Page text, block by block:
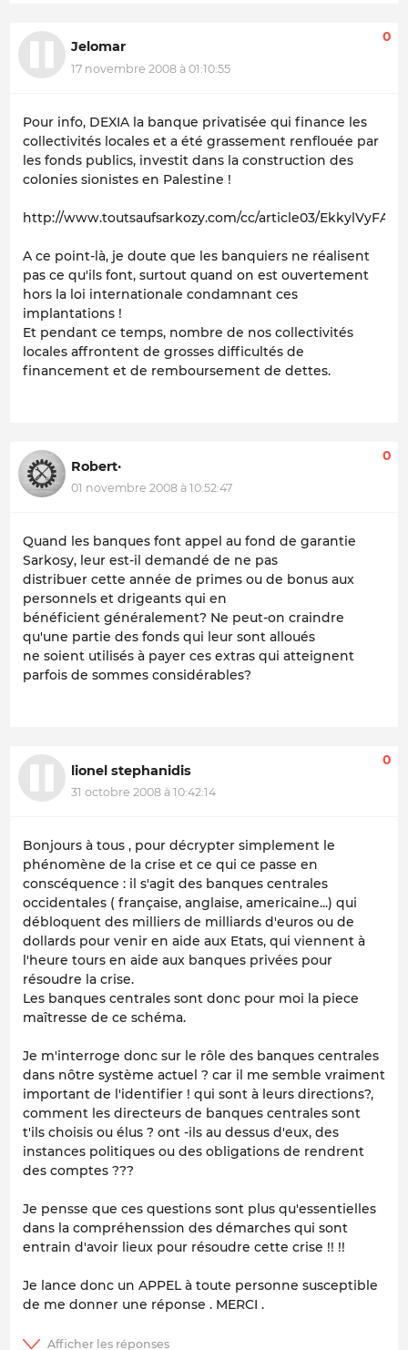
Jelomar
17 novembre 2008 à 01:10:55
0
Pour info, DEXIA la banque privatisée qui finance les
collectivités locales et a été grassement renflouée par
les fonds publics, investit dans la construction des
colonies sionistes en Palestine !
http://www.toutsaufsarkozy.com/cc/article03/
A ce point-là, je doute que les banquiers ne réalisent
pas ce qu'ils font, surtout quand on est ouvertement
hors la loi internationale condamnant ces
implantations !
Et pendant ce temps, nombre de nos collectivités
locales affrontent de grosses difficultés de
financement et de remboursement de dettes.
Robert·
01 novembre 2008 à 10:52:47
0
Quand les banques font appel au fond de garantie
Sarkosy, leur est-il demandé de ne pas
distribuer cette année de primes ou de bonus aux
personnels et drigeants qui en
bénéficient généralement? Ne peut-on craindre
qu'une partie des fonds qui leur sont alloués
ne soient utilisés à payer ces extras qui atteignent
parfois de sommes considérables?
lionel stephanidis
31 octobre 2008 à 10:42:14
0
Bonjours à tous , pour décrypter simplement le
phénomène de la crise et ce qui ce passe en
conscéquence : il s'agit des banques centrales
occidentales ( française, anglaise, americaine...) qui
débloquent des milliers de milliards d'euros ou de
dollards pour venir en aide aux Etats, qui viennent à
l'heure tours en aide aux banques privées pour
résoudre la crise.
Les banques centrales sont donc pour moi la piece
maîtresse de ce schéma.
Je m'interroge donc sur le rôle des banques centrales
dans nôtre système actuel ? car il me semble vraiment
important de l'identifier ! qui sont à leurs directions?,
comment les directeurs de banques centrales sont
t'ils choisis ou élus ? ont -ils au dessus d'eux, des
instances politiques ou des obligations de rendrent
des comptes ???
Je pensse que ces questions sont plus qu'essentielles
dans la compréhenssion des démarches qui sont
entrain d'avoir lieux pour résoudre cette crise !! !!
Je lance donc un APPEL à toute personne susceptible
de me donner une réponse . MERCI .